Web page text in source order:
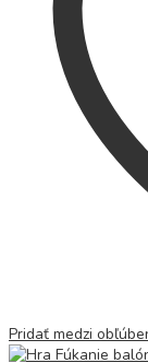
Pridať medzi